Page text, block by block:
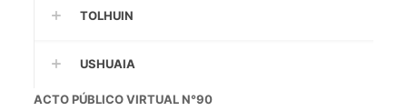
TOLHUIN
USHUAIA
ACTO PÚBLICO VIRTUAL N°90